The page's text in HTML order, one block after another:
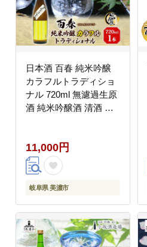
日本酒 百春 純米吟醸
カラフルトラディショ
ナル 720ml 無濾過生原
酒 純米吟醸酒 清酒 生
飲み 家飲み ギフト 贈
り物 プレゼント 岐阜
岐阜県 美濃市
11,000円
岐阜県 美濃市